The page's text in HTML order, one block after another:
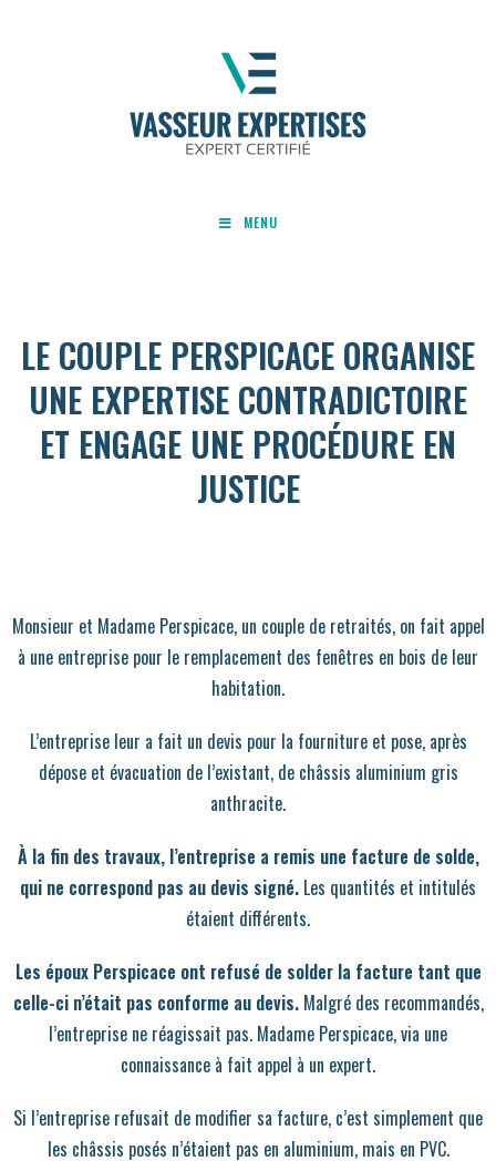
MENU
LE COUPLE PERSPICACE ORGANISE
UNE EXPERTISE CONTRADICTOIRE
ET ENGAGE UNE PROCÉDURE EN
JUSTICE
Monsieur et Madame Perspicace, un couple de retraités, on fait appel
à une entreprise pour le remplacement des fenêtres en bois de leur
habitation.
L’entreprise leur a fait un devis pour la fourniture et pose, après
dépose et évacuation de l’existant, de châssis aluminium gris
anthracite.
À la fin des travaux, l’entreprise a remis une facture de solde,
qui ne correspond pas au devis signé. Les quantités et intitulés
étaient différents.
Les époux Perspicace ont refusé de solder la facture tant que
celle-ci n’était pas conforme au devis.Malgré des recommandés,
l’entreprise ne réagissait pas. Madame Perspicace, via une
connaissance à fait appel à un expert.
Si l’entreprise refusait de modifier sa facture, c’est simplement que
les châssis posés n’étaient pas en aluminium, mais en PVC.